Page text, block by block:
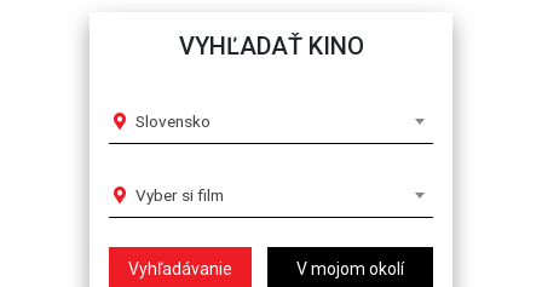
VYHĽADAŤ KINO
Slovensko
Vyber si film
V mojom okolí